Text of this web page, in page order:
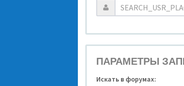
ПАРАМЕТРЫ
Искать в форумах: